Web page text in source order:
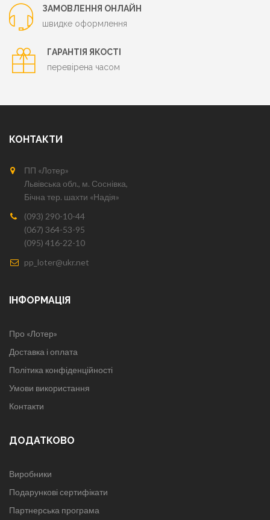
ЗАМОВЛЕННЯ ОНЛАЙН
швидке оформлення
ГАРАНТІЯ ЯКОСТІ
перевірена часом
КОНТАКТИ
ПП «Лотер»
Львівська обл., м. Соснівка,
Бічна тер. шахти «Надія»
(093) 290-10-44
(067) 364-53-95
(095) 416-22-10
pp_loter@ukr.net
ІНФОРМАЦІЯ
Про «Лотер»
Доставка і оплата
Політика конфіденційності
Умови використання
Контакти
ДОДАТКОВО
Виробники
Подарункові сертифікати
Партнерська програма